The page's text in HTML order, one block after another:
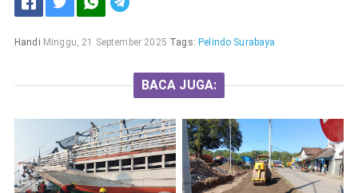
Handi Minggu, 21 September 2025 Tags: Pelindo Surabaya
BACA JUGA: